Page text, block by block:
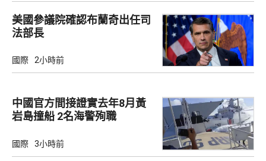
美國參議院確認布蘭奇出任司
法部長
國際 2小時前
中國官方間接證實去年8月黃
岩島撞船 2名海警殉職
國際 3小時前